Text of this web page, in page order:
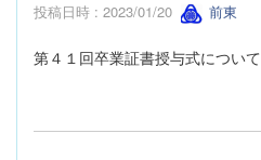
投稿日時 : 2023/01/20 前東
第４１回卒業証書授与式について